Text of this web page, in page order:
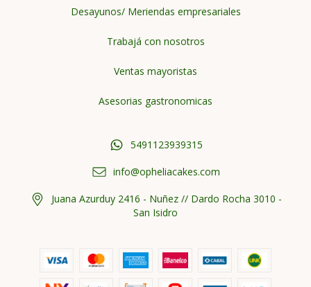
Desayunos/ Meriendas empresariales
Trabajá con nosotros
Ventas mayoristas
Asesorias gastronomicas
5491123939315
info@opheliacakes.com
Juana Azurduy 2416 - Nuñez // Dardo Rocha 3010 -
San Isidro